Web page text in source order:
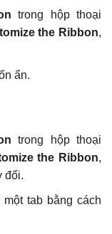
trong hộp thoại
the Ribbon,
ẩn.
trong hộp thoại
the Ribbon,
đổi.
tab bằng cách